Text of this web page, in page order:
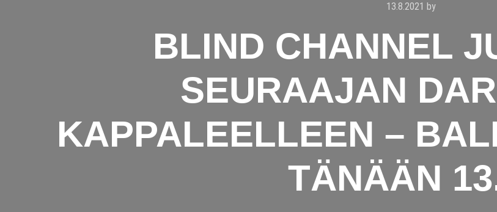
13.8.2021 by
BLIND CHANNEL
SEURAAJAN
KAPPALEELLEEN –
TÄNÄÄN